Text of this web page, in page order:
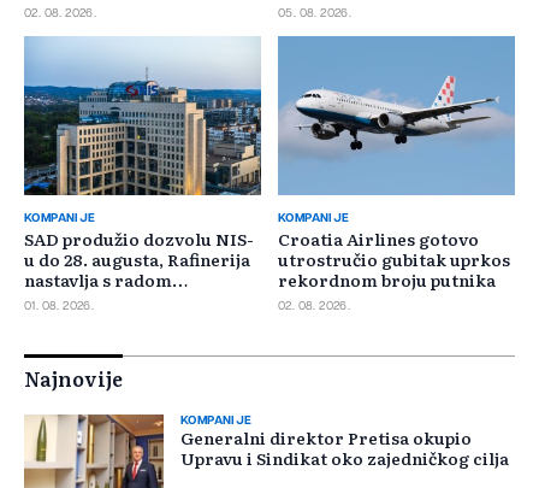
02. 08. 2026. 05. 08. 2026.
KOMPANIJE
SAD produžio dozvolu NIS-
u do 28. augusta, Rafinerija
nastavlja s radom
Ministrica rudarstva i e
01. 08. 2026.
KOMPANIJE
Croatia Airlines gotovo
utrostručio gubitak uprkos
rekordnom broju putnika
02. 08. 2026.
Najnovije
KOMPANIJE
Generalni direktor Pretisa okupio
Upravu i Sindikat oko zajedničkog cilja